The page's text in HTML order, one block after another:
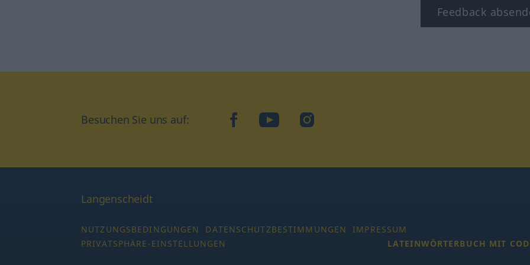
Feedback
Besuchen Sie uns auf: facebookYouTubeInstagram
Langenscheidt
NUTZUNGSBEDINGUNGEN DATENSCHUTZBESTIMMUNGEN
IMPRESSUM
PRIVATSPHÄRE-EINSTELLUNGEN
LATEINWÖRTERBUCH MIT